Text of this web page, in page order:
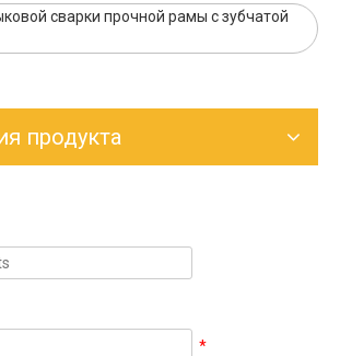
сварки прочной рамы с зубчатой
продукта
*